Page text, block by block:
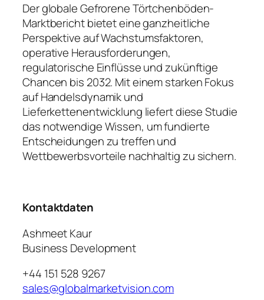
Der globale Gefrorene Törtchenböden-
Marktbericht bietet eine ganzheitliche
Perspektive auf Wachstumsfaktoren,
operative Herausforderungen,
regulatorische Einflüsse und zukünftige
Chancen bis 2032. Mit einem starken Fokus
auf Handelsdynamik und
Lieferkettenentwicklung liefert diese Studie
das notwendige Wissen, um fundierte
Entscheidungen zu treffen und
Wettbewerbsvorteile nachhaltig zu sichern.
Kontaktdaten
Ashmeet Kaur
Business Development
+44 151 528 9267
sales@globalmarketvision.com